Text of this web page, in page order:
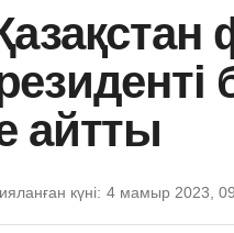
айтты
күні: 4 мамыр 2023,